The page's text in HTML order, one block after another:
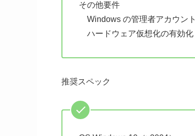
その他要件
Windows の管理者アカウント
ハードウェア仮想化の有効化
推奨スペック